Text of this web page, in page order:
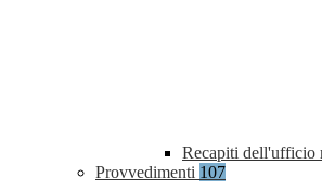
Recapiti dell'ufficio
Provvedimenti 107